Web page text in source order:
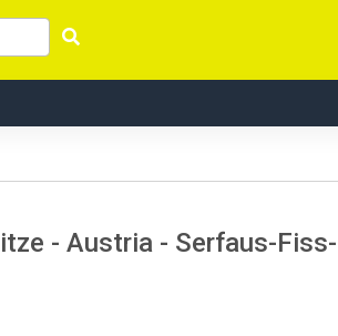
- Austria - Serfaus-